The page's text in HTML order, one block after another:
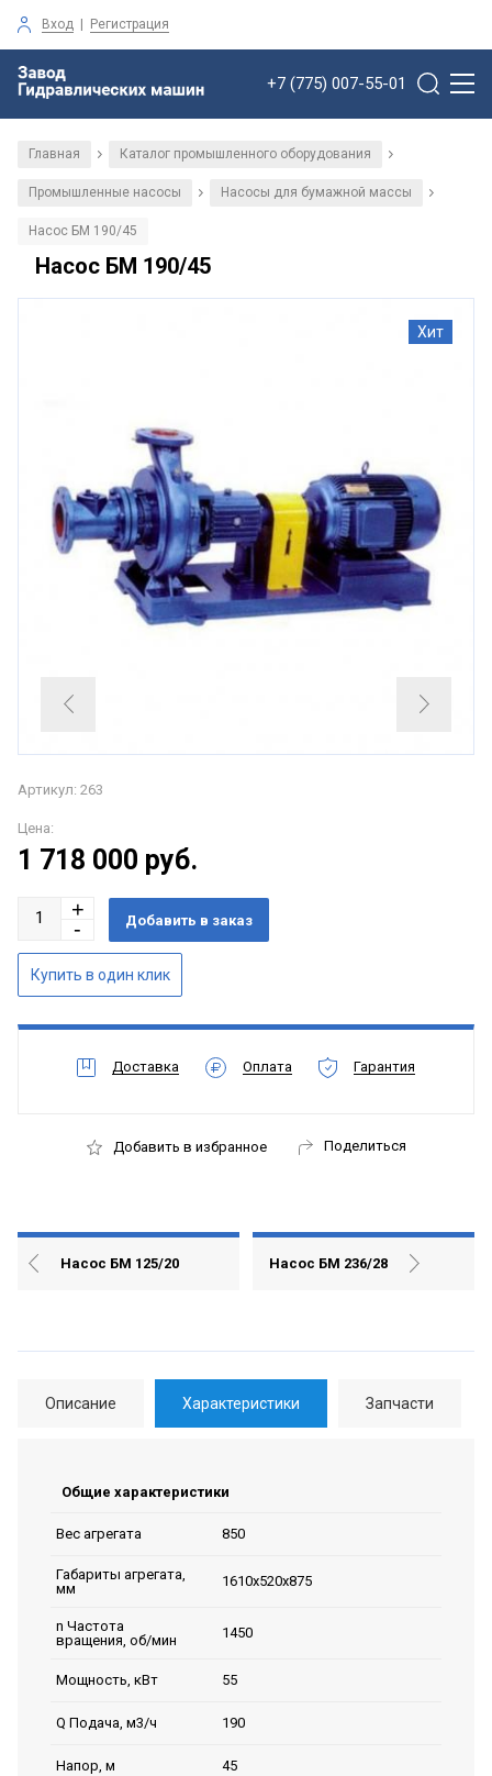
Вход | Регистрация
+7 (775) 007-55-01
Главная / Каталог промышленного оборудования /
Промышленные насосы / Насосы для бумажной массы /
Насос БМ 190/45
Насос БМ 190/45
Хит
Артикул: 263
Цена:
1 718 000 руб.
Доставка Оплата Гарантия
Добавить в избранное Поделиться
Насос БМ 125/20 Насос БМ 236/28
Описание Характеристики Запчасти
Общие характеристики
Вес агрегата 850
Габариты агрегата,
мм
1610х520х875
n Частота
вращения, об/мин
1450
Мощность, кВт 55
Q Подача, м3/ч 190
Напор, м 45